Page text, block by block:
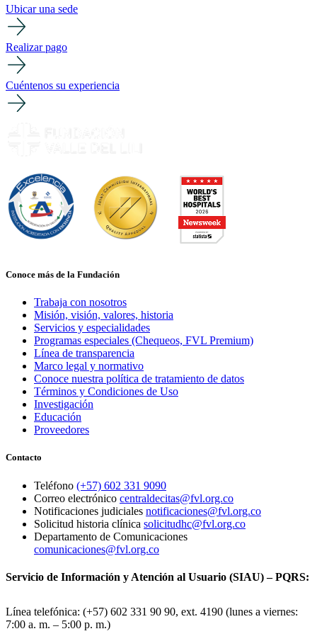
Ubicar una sede
Realizar pago
Cuéntenos su experiencia
Conoce más de la Fundación
Trabaja con nosotros
Misión, visión, valores, historia
Servicios y especialidades
Programas especiales (Chequeos, FVL Premium)
Línea de transparencia
Marco legal y normativo
Conoce nuestra política de tratamiento de datos
Términos y Condiciones de Uso
Investigación
Educación
Proveedores
Contacto
Teléfono (+57) 602 331 9090
Correo electrónico centraldecitas@fvl.org.co
Notificaciones judiciales notificaciones@fvl.org.co
Solicitud historia clínica solicitudhc@fvl.org.co
Departamento de Comunicaciones
comunicaciones@fvl.org.co
Servicio de Información y Atención al Usuario (SIAU) – PQRS:
Línea telefónica: (+57) 602 331 90 90, ext. 4190 (lunes a viernes:
7:00 a. m. – 5:00 p. m.)